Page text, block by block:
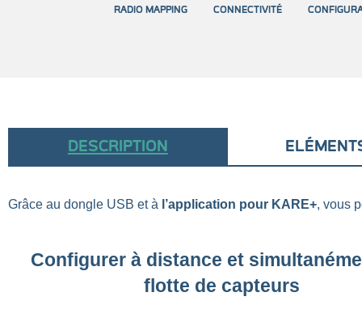
RADIO MAPPING CONNECTIVITÉ
DESCRIPTION
Grâce au dongle USB et à l’application pour KARE+, vous
Configurer à distance et
flotte de capteurs